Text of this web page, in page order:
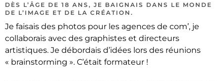
DÈS L’ÂGE DE 18 ANS, JE BAIGNAIS DANS LE MONDE
DE L’IMAGE ET DE LA CRÉATION.
Je faisais des photos pour les agences de com’, je
collaborais avec des graphistes et directeurs
artistiques. Je débordais d’idées lors des réunions
« brainstorming ». C’était formateur !